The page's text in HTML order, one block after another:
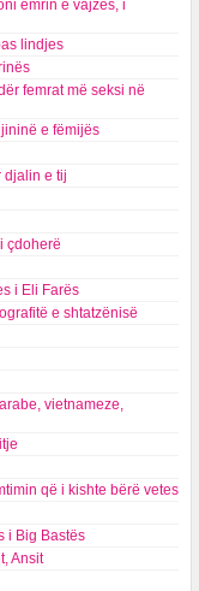
emrin e vajzës, i
lindjes
femrat më seksi në
e fëmijës
djalin e tij
çdoherë
i Eli Farës
e shtatzënisë
vietnameze,
që i kishte bërë vetes
i Big Bastës
Ansit